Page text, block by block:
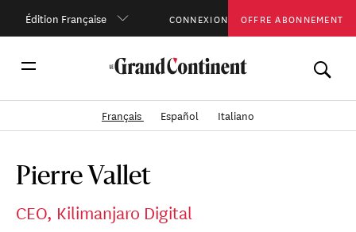
Édition Française CONNEXION OFFRE ABONNEMENT
Français Español Italiano
Pierre Vallet
CEO, Kilimanjaro Digital